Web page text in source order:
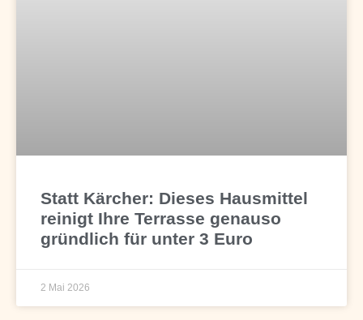
Statt Kärcher: Dieses Hausmittel
reinigt Ihre Terrasse genauso
gründlich für unter 3 Euro
2 Mai 2026